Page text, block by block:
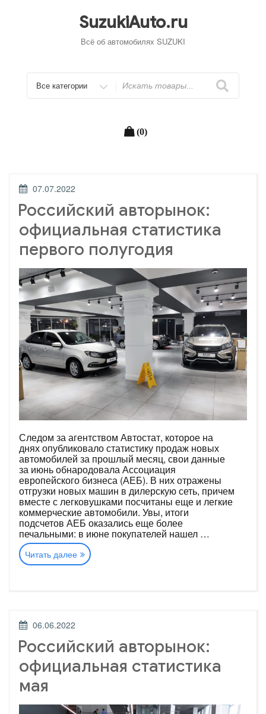
SuzukiAuto.ru
Всё об автомобилях SUZUKI
Искать
(0)
ОПУБЛИКОВАНО
07.07.2022
Российский авторынок:
официальная статистика
первого полугодия
Следом за агентством Автостат, которое на
днях опубликовало статистику продаж новых
автомобилей за прошлый месяц, свои данные
за июнь обнародовала Ассоциация
европейского бизнеса (АЕБ). В них отражены
отгрузки новых машин в дилерскую сеть, причем
вместе с легковушками посчитаны еще и легкие
коммерческие автомобили. Увы, итоги
подсчетов АЕБ оказались еще более
печальными: в июне покупателей нашел …
Читать далее«Российский
авторынок:
ОПУБЛИКОВАНО
06.06.2022
Российский авторынок:
официальная статистика
мая